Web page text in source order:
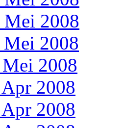
2008
2008
2008
2008
2008